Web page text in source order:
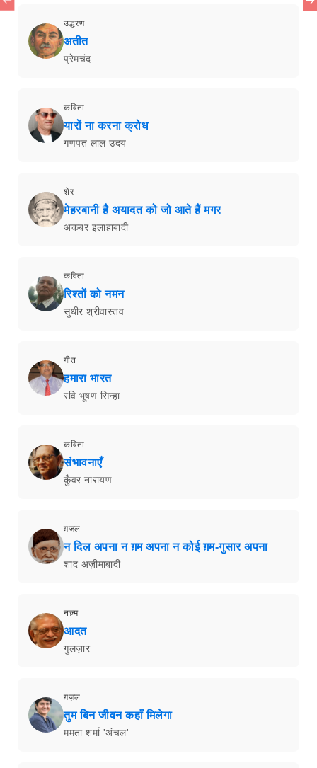
उद्धरण
अतीत
प्रेमचंद
कविता
यारों ना करना क्रोध
गणपत लाल उदय
शेर
मेहरबानी है अयादत को जो आते हैं मगर
अकबर इलाहाबादी
कविता
रिश्तों को नमन
सुधीर श्रीवास्तव
गीत
हमारा भारत
रवि भूषण सिन्हा
कविता
संभावनाएँ
कुँवर नारायण
ग़ज़ल
न दिल अपना न ग़म अपना न कोई ग़म-गुसार अपना
शाद अज़ीमाबादी
नज़्म
आदत
गुलज़ार
ग़ज़ल
तुम बिन जीवन कहाँ मिलेगा
ममता शर्मा 'अंचल'